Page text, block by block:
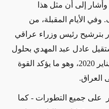
وأشار إلى أن مثل هذا
الأيام المقبلة، من
بترشيح رئيس وزراء عراقي
عادل عبد المهدي بحلول
يوم الخميس المقبل كانون الثانى ؟يناير 2020، وهو ما يؤكد القوة
العراق.
جميع التطورات - كما